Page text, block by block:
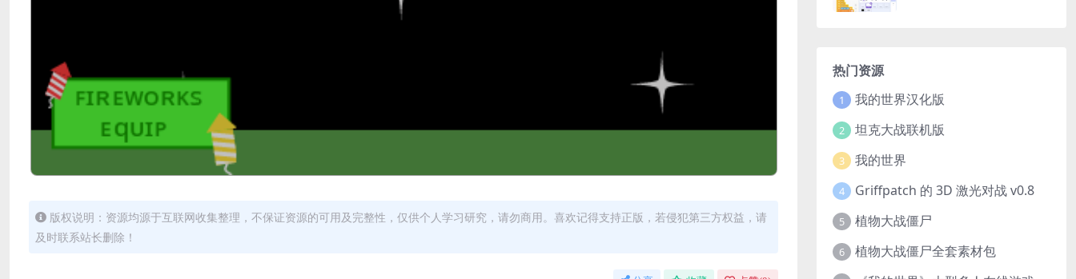
版权说明：资源均源于互联网收集整理，不保证资源的可用及完整性，仅供个人学习研究，请勿商用。喜欢记得支持正版，若侵犯第三方权益，请
及时联系站长删除！
热门资源
1 我的世界汉化版
2 坦克大战联机版
3 我的世界
4 Griffpatch 的 3D 激光对战 v0.8
5 植物大战僵尸
6 植物大战僵尸全套素材包